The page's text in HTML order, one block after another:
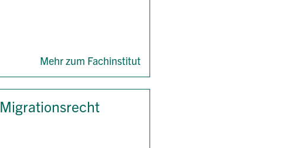
Mehr zum Fachinstitut
Migrationsrecht